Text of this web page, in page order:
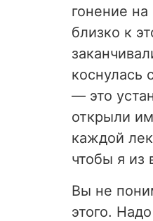
гонение
близко к
коснулась
— это
открыли
каждой
чтобы я из
Вы не
этого.